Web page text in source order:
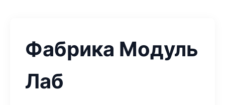
Фабрика Модуль
Лаб